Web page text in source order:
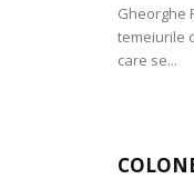
Gheorghe
temeiurile
care se...